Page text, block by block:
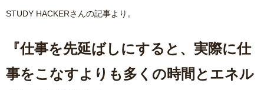
STUDY HACKERさんの記事より。
『仕事を先延ばしにすると、実際に仕
事をこなすよりも多くの時間とエネル